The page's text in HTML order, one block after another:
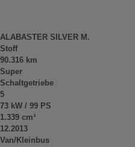
ALABASTER SILVER M.
Stoff
90.316 km
Super
Schaltgetriebe
5
73 kW / 99 PS
1.339 cm³
12.2013
Van/Kleinbus